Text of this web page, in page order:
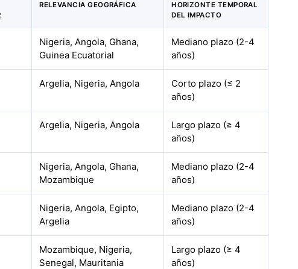
RELEVANCIA GEOGRÁFICA
HORIZONTE TEMPORAL
DEL IMPACTO
Nigeria, Angola, Ghana,
Guinea Ecuatorial
Mediano plazo (2-4
años)
Argelia, Nigeria, Angola
Corto plazo (≤ 2
años)
Argelia, Nigeria, Angola
Largo plazo (≥ 4
años)
Nigeria, Angola, Ghana,
Mozambique
Mediano plazo (2-4
años)
Nigeria, Angola, Egipto,
Argelia
Mediano plazo (2-4
años)
Mozambique, Nigeria,
Senegal, Mauritania
Largo plazo (≥ 4
años)